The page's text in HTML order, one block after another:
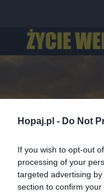
Hopaj.pl - Do Not
If you wish to opt-out
processing of your
targeted advertising
section to confirm